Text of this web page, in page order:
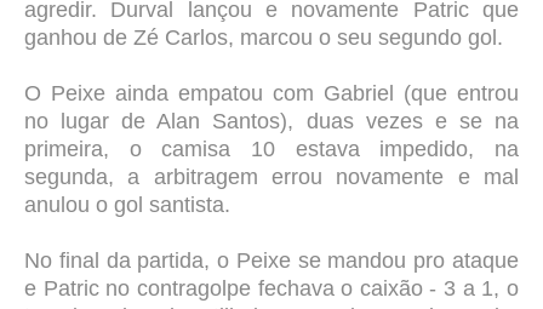
agredir. Durval lançou e novamente Patric que
ganhou de Zé Carlos, marcou o seu segundo gol.
O Peixe ainda empatou com Gabriel (que entrou
no lugar de Alan Santos), duas vezes e se na
primeira, o camisa 10 estava impedido, na
segunda, a arbitragem errou novamente e mal
anulou o gol santista.
No final da partida, o Peixe se mandou pro ataque
e Patric no contragolpe fechava o caixão - 3 a 1, o